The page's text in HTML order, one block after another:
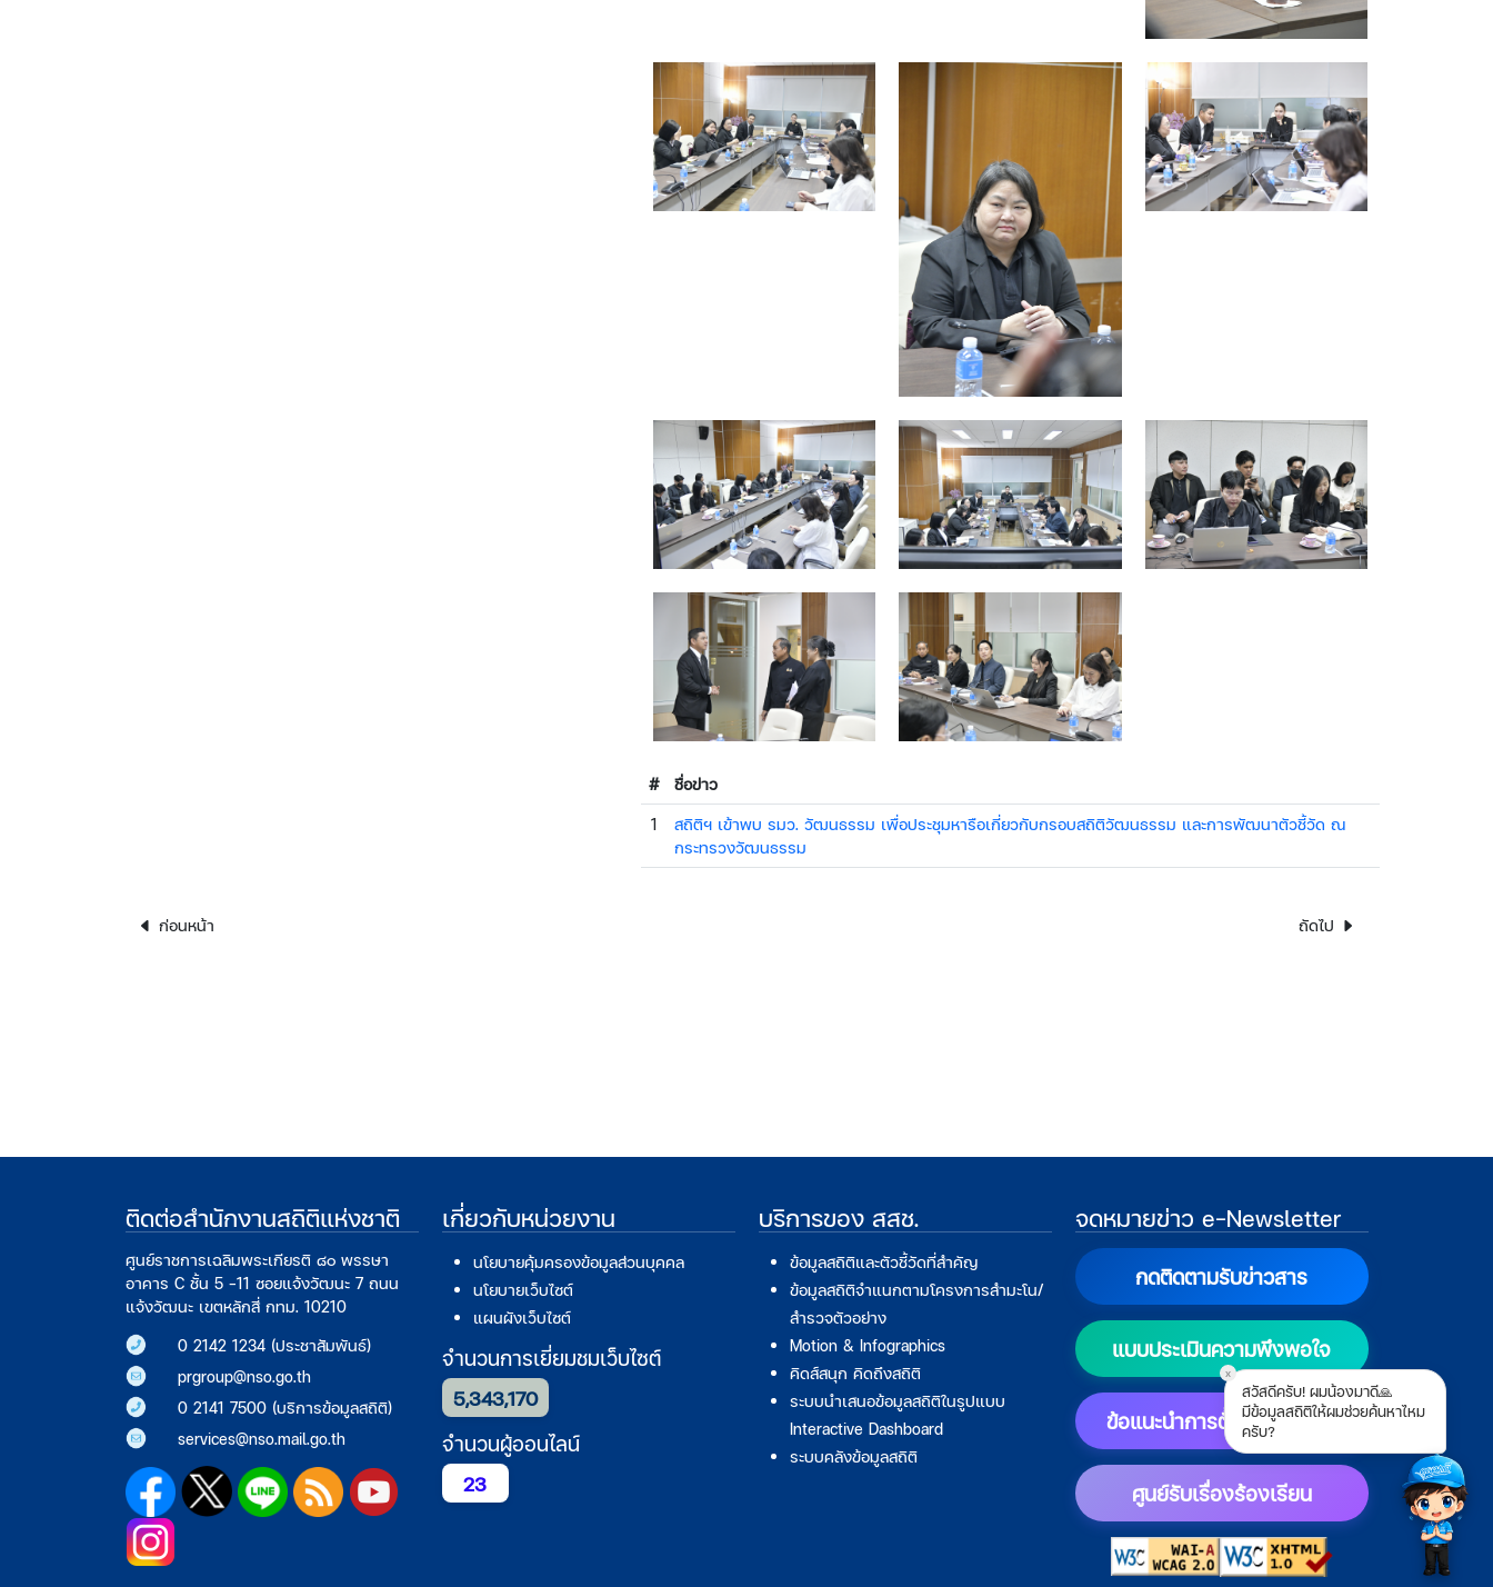
#
ชื่อข่าว
1
สถิติฯ เข้าพบ รมว. วัฒนธรรม เพื่อประชุมหารือเกี่ยวกับกรอบสถิติวัฒนธรรม และการพัฒนาตัวชี้วัด ณ
กระทรวงวัฒนธรรม
ก่อนหน้า ถัดไป
x
สวัสดีครับ! ผมน้องมาดี🙏
มีข้อมูลสถิติให้ผมช่วยค้นหาไหม
ครับ?
ติดต่อสำนักงานสถิติแห่งชาติ
ศูนย์ราชการเฉลิมพระเกียรติ ๘๐ พรรษา
อาคาร C ชั้น 5 -11 ซอยแจ้งวัฒนะ 7 ถนน
แจ้งวัฒนะ เขตหลักสี่ กทม. 10210
0 2142 1234 (ประชาสัมพันธ์)
prgroup@nso.go.th
0 2141 7500 (บริการข้อมูลสถิติ)
services@nso.mail.go.th
เกี่ยวกับหน่วยงาน
นโยบายคุ้มครองข้อมูลส่วนบุคคล
นโยบายเว็บไซต์
แผนผังเว็บไซต์
จำนวนการเยี่ยมชมเว็บไซต์
5,343,170
จำนวนผู้ออนไลน์
23
บริการของ สสช.
ข้อมูลสถิติและตัวชี้วัดที่สำคัญ
ข้อมูลสถิติจำแนกตามโครงการสำมะโน/
สำรวจตัวอย่าง
Motion & Infographics
คิดส์สนุก คิดถึงสถิติ
ระบบนำเสนอข้อมูลสถิติในรูปแบบ
Interactive Dashboard
ระบบคลังข้อมูลสถิติ
จดหมายข่าว e-Newsletter
กดติดตามรับข่าวสาร
แบบประเมินความพึงพอใจ
ข้อแนะนำการตั้งค่าแสดงผล
ศูนย์รับเรื่องร้องเรียน